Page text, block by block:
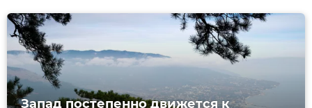
Запад постепенно движется к